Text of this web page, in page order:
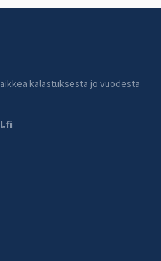
kalastuksesta jo vuodesta